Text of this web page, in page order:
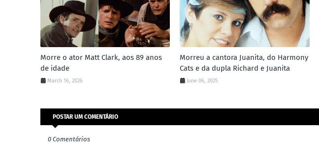
Morre o ator Matt Clark, aos 89 anos
de idade
March 16, 2026
Morreu a cantora Juanita, do Harmony
Cats e da dupla Richard e Juanita
June 06, 2025
POSTAR UM COMENTÁRIO
0 Comentários